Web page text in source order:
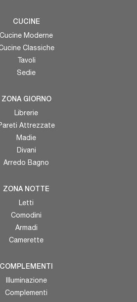
CUCINE
Cucine Moderne
Classiche
Tavoli
Sedie
ZONA GIORNO
Librerie
Attrezzate
Madie
Divani
Arredo Bagno
ZONA NOTTE
Letti
Comodini
Armadi
Camerette
COMPLEMENTI
Illuminazione
Complementi